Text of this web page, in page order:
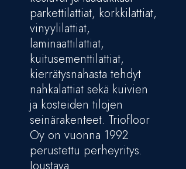
parkettilattiat, korkkilattiat,
vinyylilattiat,
laminaattilattiat,
kuitusementtilattiat,
kierrätysnahasta tehdyt
nahkalattiat sekä kuivien
ja kosteiden tilojen
seinärakenteet. Triofloor
Oy on vuonna 1992
perustettu perheyritys.